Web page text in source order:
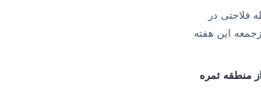
فلاحتی در
این هفته
منطقه ثمره